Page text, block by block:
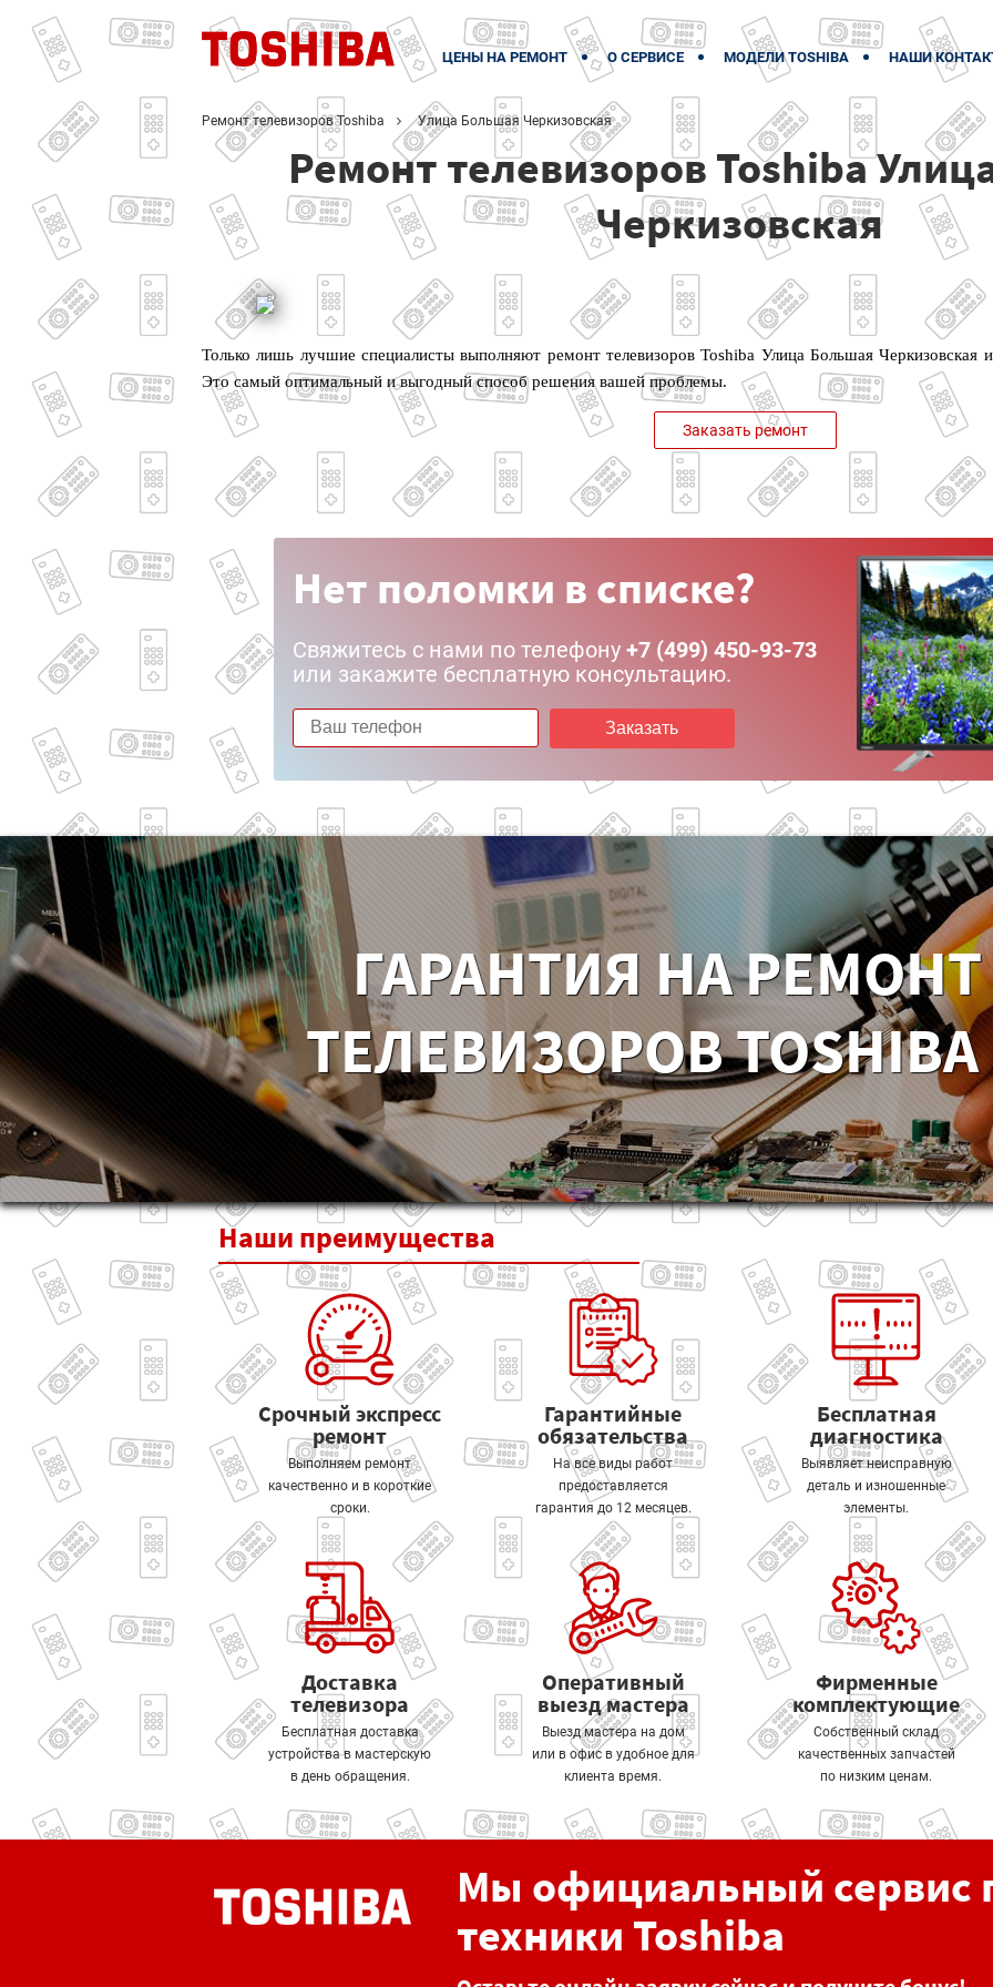
ЦЕНЫ НА РЕМОНТ О СЕРВИСЕ МОДЕЛИ TOSHIBA НАШИ
Ремонт телевизоров Toshiba Улица Большая Черкизовская
Ремонт телевизоров Toshiba
Черкизовская
Только лишь лучшие специалисты выполняют ремонт телевизоров Toshiba Улица Большая Черкизовская
Это самый оптимальный и выгодный способ решения вашей проблемы.
Заказать ремонт
Нет поломки в списке?
Свяжитесь с нами по телефону +7 (499) 450-93-73
или закажите бесплатную консультацию.
Заказать
ГАРАНТИЯ НА РЕМОНТ
ТЕЛЕВИЗОРОВ
Наши преимущества
Срочный экспресс
ремонт
Выполняем ремонт
качественно и в короткие
сроки.
Гарантийные
обязательства
На все виды работ
предоставляется
гарантия до 12 месяцев.
Бесплатная
диагностика
Выявляет неисправную
деталь и изношенные
элементы.
Доставка
телевизора
Бесплатная доставка
устройства в мастерскую
в день обращения.
Оперативный
выезд мастера
Выезд мастера на дом
или в офис в удобное для
клиента время.
Фирменные
комплектующие
Собственный склад
качественных запчастей
по низким ценам.
Мы официальный сервис
техники Toshiba